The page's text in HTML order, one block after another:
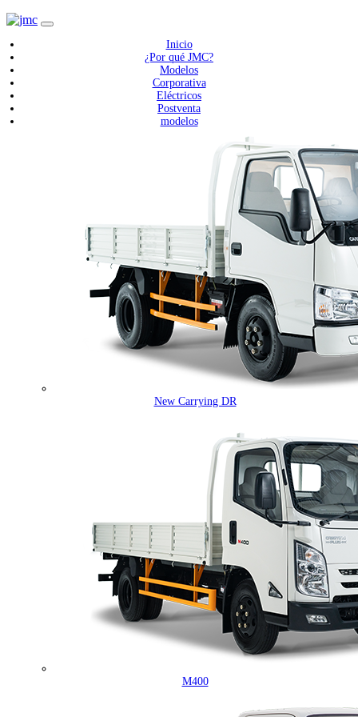
Inicio
¿Por qué JMC?
Modelos
Corporativa
Eléctricos
Postventa
modelos
New Carrying DR
M400